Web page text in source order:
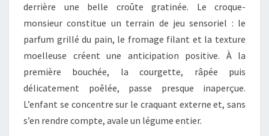
derrière une belle croûte gratinée. Le croque-
monsieur constitue un terrain de jeu sensoriel : le
parfum grillé du pain, le fromage filant et la texture
moelleuse créent une anticipation positive. À la
première bouchée, la courgette, râpée puis
délicatement poêlée, passe presque inaperçue.
L’enfant se concentre sur le craquant externe et, sans
s’en rendre compte, avale un légume entier.